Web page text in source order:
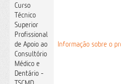
Curso
Técnico
Superior
Profissional
de Apoio ao
Consultório
Médico e
Dentário -
Informação sobre o